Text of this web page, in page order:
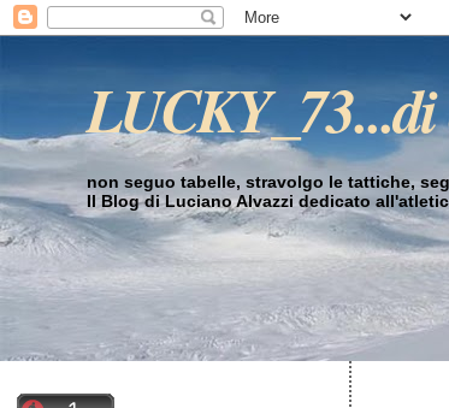
non seguo tabelle, stravolgo le tattiche,
Il Blog di Luciano Alvazzi dedicato